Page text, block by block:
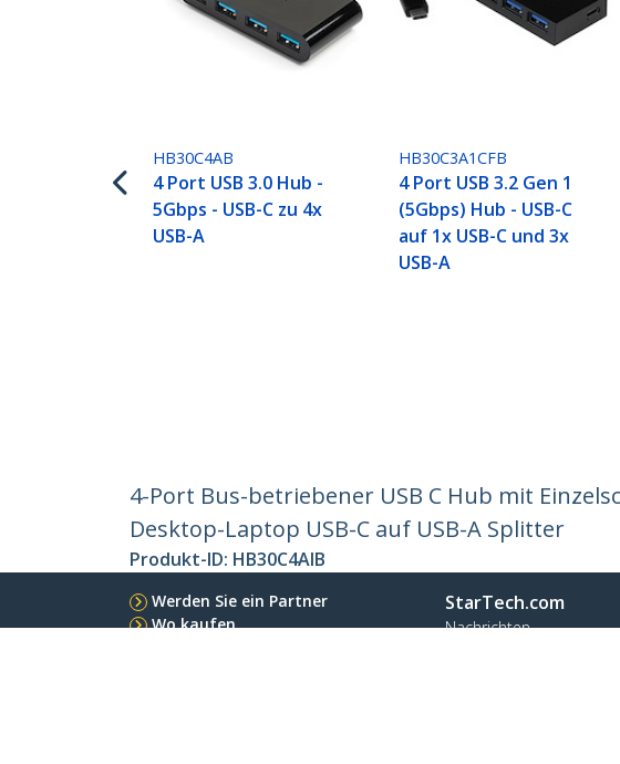
HB30C4AB
4 Port USB 3.0 Hub -
5Gbps - USB-C zu 4x
USB-A
HB30C3A1CFB
4 Port USB 3.2 Gen 1
(5Gbps) Hub - USB-C
auf 1x USB-C und 3x
USB-A
4-Port Bus-betriebener USB C Hub mit
Desktop-Laptop USB-C auf USB-A Splitter
Produkt-ID: HB30C4AIB
Werden Sie ein Partner
Wo kaufen
StarTech.com
Nachrichten